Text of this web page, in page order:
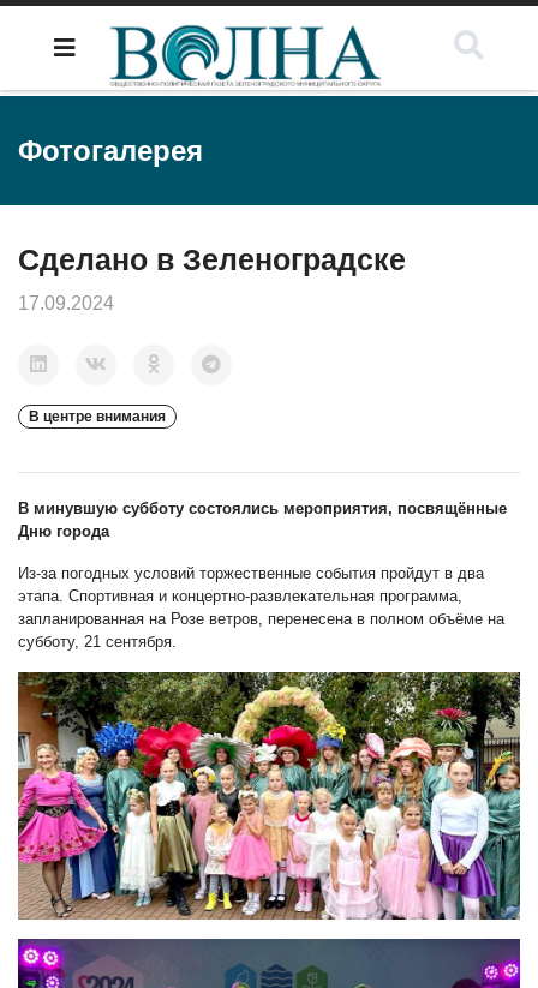
Фотогалерея
Сделано в Зеленоградске
17.09.2024
В центре внимания
В минувшую субботу состоялись мероприятия, посвящённые
Дню города
Из-за погодных условий торжественные события пройдут в два
этапа. Спортивная и концертно-развлекательная программа,
запланированная на Розе ветров, перенесена в полном объёме на
субботу, 21 сентября.